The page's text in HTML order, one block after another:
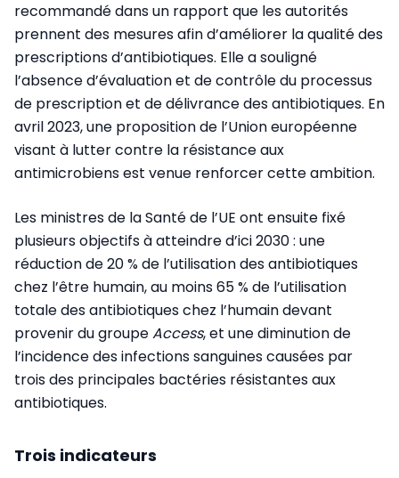
recommandé dans un rapport que les autorités
prennent des mesures afin d’améliorer la qualité des
prescriptions d’antibiotiques. Elle a souligné
l’absence d’évaluation et de contrôle du processus
de prescription et de délivrance des antibiotiques. En
avril 2023, une proposition de l’Union européenne
visant à lutter contre la résistance aux
antimicrobiens est venue renforcer cette ambition.
Les ministres de la Santé de l’UE ont ensuite fixé
plusieurs objectifs à atteindre d’ici 2030 : une
réduction de 20 % de l’utilisation des antibiotiques
chez l’être humain, au moins 65 % de l’utilisation
totale des antibiotiques chez l’humain devant
provenir du groupeAccess, et une diminution de
l’incidence des infections sanguines causées par
trois des principales bactéries résistantes aux
antibiotiques.
Trois indicateurs